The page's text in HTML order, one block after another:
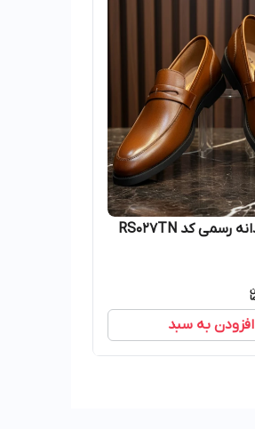
کفش چرم مردانه رسمی کد RS027TN
افزودن به سبد